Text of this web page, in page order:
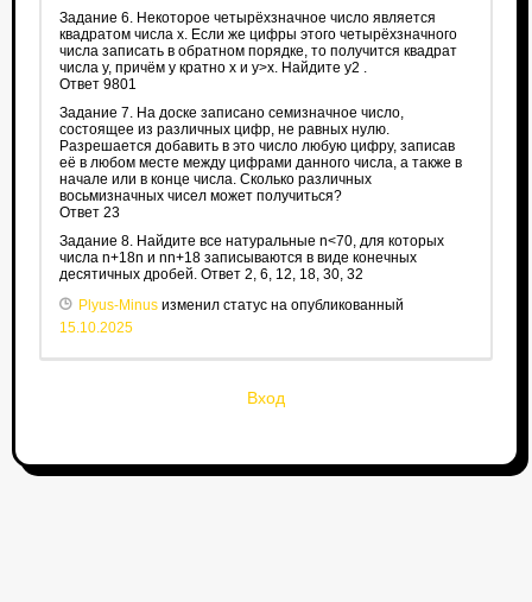
Задание 6. Некоторое четырёхзначное число является
квадратом числа x. Если же цифры этого четырёхзначного
числа записать в обратном порядке, то получится квадрат
числа y, причём y кратно x и y>x. Найдите y2 .
Ответ 9801
Задание 7. На доске записано семизначное число,
состоящее из различных цифр, не равных нулю.
Разрешается добавить в это число любую цифру, записав
её в любом месте между цифрами данного числа, а также в
начале или в конце числа. Сколько различных
восьмизначных чисел может получиться?
Ответ 23
Задание 8. Найдите все натуральные n<70, для которых
числа n+18n и nn+18 записываются в виде конечных
десятичных дробей. Ответ 2, 6, 12, 18, 30, 32
Plyus-Minusизменил статус на опубликованный
15.10.2025
Вход